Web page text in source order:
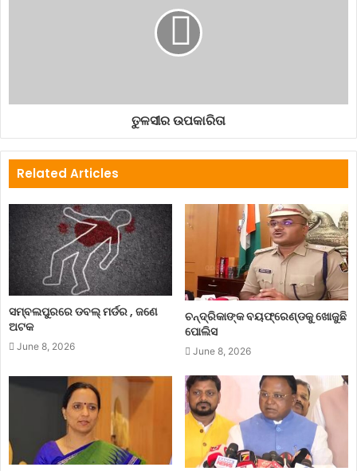
ଆଗକୁ ଦୁଇ ଦୁଇଟି ଆସନରେ ଉପନିର୍ବାଚନ ସହ ପୌର ନିର୍ବାଚନ ଥିବାରୁ
ସିଧାସଳକ ଲୋକଙ୍କ ପାଖରେ ପହଞ୍ଚିବାକୁ ବିଭିନ୍ନ ରାଜନୈତିକ ଦଳ
ସେମାନଙ୍କ କାର୍ଯ୍ୟକ୍ରମ ଆରମ୍ଭ କରିଥିବା ଚର୍ଚ୍ଚା ହେଉଛି ।
bijujantadal BJD bjdodisha
BJP Congress coronaalert
covidalert
naveenpattnaik Odisha odishagovt
politicalnews politics
socialdistancing wearmask
ତୁଳସୀର ଉପକାରିତା
Related Articles
ସମ୍ବଲପୁରରେ ଡବଲ୍ ମର୍ଡର , ଜଣେ
ଅଟକ
June 8, 2026
ଚନ୍ଦ୍ରିକାଙ୍କ ବୟଫ୍ରେଣ୍ଡକୁ ଖୋଜୁଛି
ପୋଲିସ
June 8, 2026